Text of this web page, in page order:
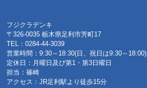
フジクラデンキ
〒326-0035 栃木県足利市芳町17
TEL：0284-44-3039
営業時間：9:30～18:30(日、祝日は9:30～18:00)
定休日：月曜日及び第1・第3日曜日
担当：篠崎
アクセス：JR足利駅より徒歩15分